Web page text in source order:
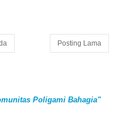
Posting Lama
Poligami Bahagia"